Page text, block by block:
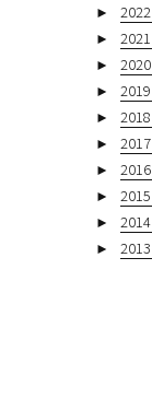
►
2022
►
2021
►
2020
►
2019
►
2018
►
2017
►
2016
►
2015
►
2014
►
2013